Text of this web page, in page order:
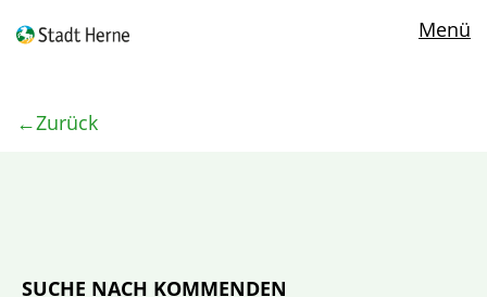
Zurück
Menü
SUCHE NACH KOMMENDEN